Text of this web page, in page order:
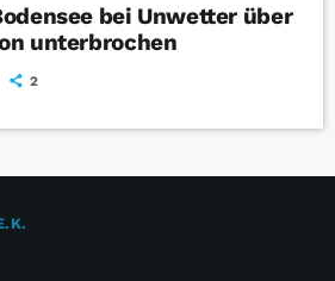
bei Unwetter über
unterbrochen
2